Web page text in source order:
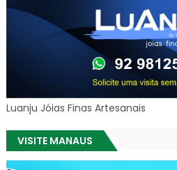
Luanju Jóias Finas Artesanais
VISITE MANAUS